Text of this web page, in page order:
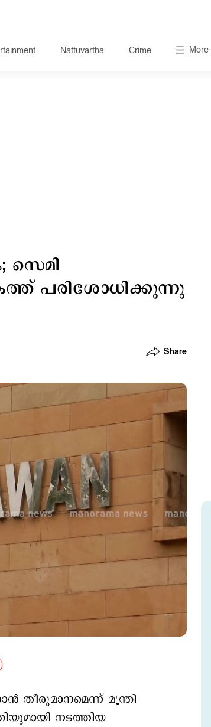
Nattuvartha Crime More
സെമി
പരിശോധിക്കുന്നു
Share
തീരുമാനമെന്ന് മന്ത്രി
നടത്തിയ